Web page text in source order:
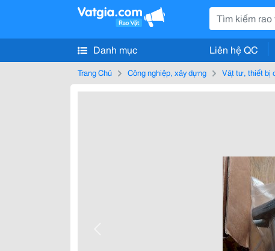
Danh mục Liên hệ QC
Trang Chủ Công nghiệp, xây dựng Vật tư, thiết bị